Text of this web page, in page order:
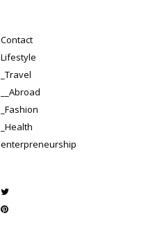
Contact
Lifestyle
_Travel
__Abroad
_Fashion
_Health
enterpreneurship